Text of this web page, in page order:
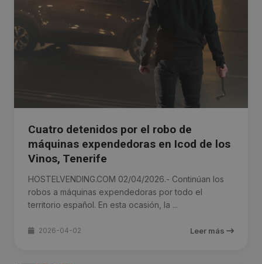
Cuatro detenidos por el robo de
máquinas expendedoras en Icod de los
Vinos, Tenerife
HOSTELVENDING.COM 02/04/2026.- Continúan los
robos a máquinas expendedoras por todo el
territorio español. En esta ocasión, la ...
2026-04-02 Leer más